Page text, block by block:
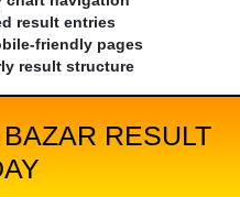
result entries
friendly pages
result structure
RESULT